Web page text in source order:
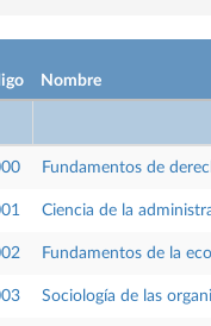
Nombre
Fundamentos de
Ciencia de la
Fundamentos de la
Sociología de las